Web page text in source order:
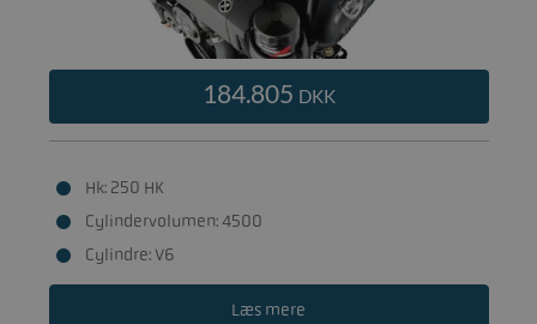
184.805 DKK
Hk: 250 HK
Cylindervolumen: 4500
Cylindre: V6
Læs mere